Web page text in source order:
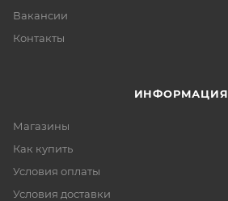
Вакансии
Контакты
ИНФОРМАЦИЯ
Магазины
Как купить
Условия оплаты
Условия доставки